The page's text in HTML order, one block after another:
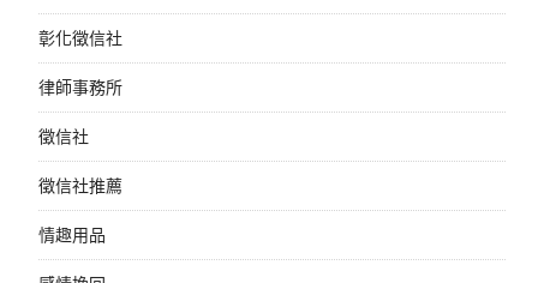
彰化徵信社
律師事務所
徵信社
徵信社推薦
情趣用品